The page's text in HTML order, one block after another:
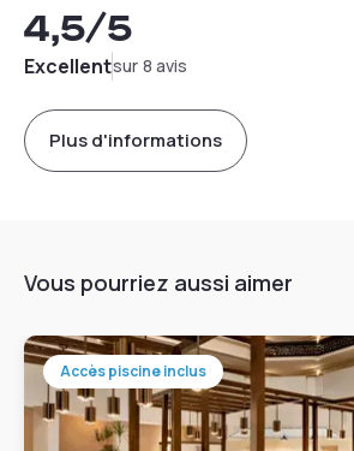
4,5/5
Excellentsur 8 avis
Plus d'informations
Vous pourriez aussi aimer
Accès piscine inclus